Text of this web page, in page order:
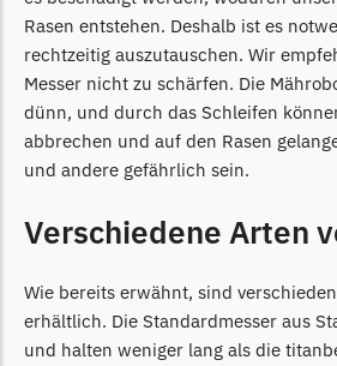
NAC
NAC Messer
Begrenzungsdraht
Orbex
Begrenzungsdraht
Philips Messer
Begrenzungsdraht
Rasen entstehen. Deshalb ist es
rechtzeitig auszutauschen. Wir
Messer nicht zu schärfen. Die
dünn, und durch das Schleifen
abbrechen und auf den Rasen
und andere gefährlich sein.
Verschiedene Arten
Wie bereits erwähnt, sind
erhältlich. Die Standardmesser aus
und halten weniger lang als die